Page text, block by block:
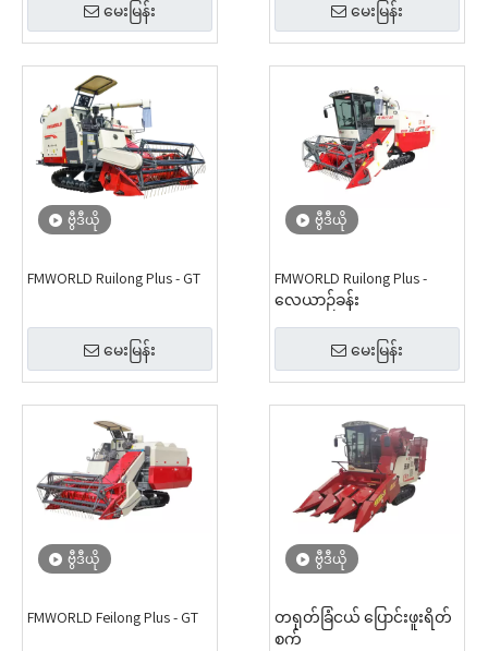
မေးမြန်း မေးမြန်း
ဗွီဒီယို
FMWORLD Ruilong Plus - GT
မေးမြန်း
ဗွီဒီယို
FMWORLD Ruilong Plus -
လေယာဉ်ခန်း
မေးမြန်း
ဗွီဒီယို
FMWORLD Feilong Plus - GT
ဗွီဒီယို
တရုတ်ခြံငယ် ပြောင်းဖူးရိတ်
စက်